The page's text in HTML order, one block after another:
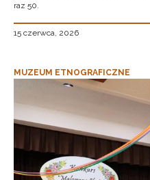
raz 50.
15 czerwca, 2026
MUZEUM ETNOGRAFICZNE